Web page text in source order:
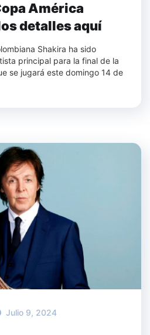
América
detalles aquí
Shakira ha sido
principal para la final de la
se jugará este domingo 14 de
Julio 9, 2024